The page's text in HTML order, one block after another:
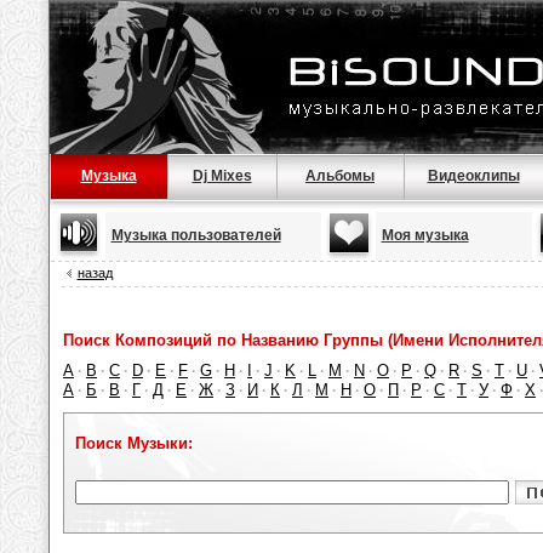
Музыка Dj Mixes Альбомы Видеоклипы
Музыка пользователей Моя музыка
назад
Поиск Композиций по Названию Группы (Имени
A · B · C · D · E · F · G · H · · J · K · L · M · N · O · P · Q · R · S · T · U ·
А · Б · В · Г · Д · Е · Ж · З · И · К · Л · М · Н · О · П · Р · С · Т · У · Ф · Х
Поиск Музыки: